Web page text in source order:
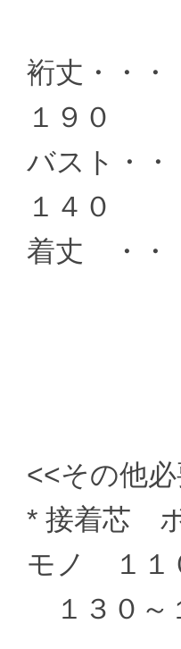
裄丈・
１９０
バスト・
１４０
着丈 ・・
<<その他
* 接着芯
モノ １１
１３０～